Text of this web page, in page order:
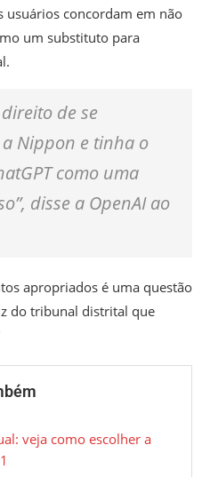
usuários concordam em não
um substituto para
de se
Nippon e tinha o
como uma
disse a OpenAI ao
apropriados é uma questão
do tribunal distrital que
veja como escolher a